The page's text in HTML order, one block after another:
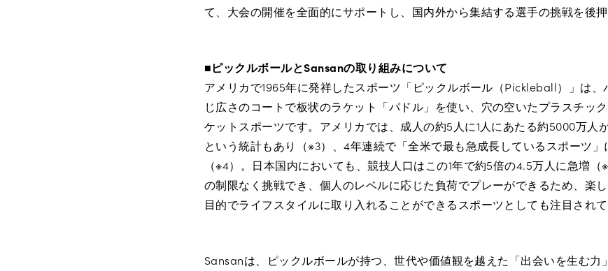
て、大会の開催を全面的にサポートし、国内外から集結する選手の挑戦を後押
■ピックルボールとSansanの取り組みについて
アメリカで1965年に発祥したスポーツ「ピックルボール（Pickleball）」は、
じ広さのコートで板状のラケット「パドル」を使い、穴の空いたプラスチッ
ケットスポーツです。アメリカでは、成人の約5人に1人にあたる約5000万人
という統計もあり（※3）、4年連続で「全米で最も急成長しているスポーツ
（※4）。日本国内においても、競技人口はこの1年で約5倍の4.5万人に急増
の制限なく挑戦でき、個人のレベルに応じた負荷でプレーができるため、楽
目的でライフスタイルに取り入れることができるスポーツとしても注目されて
Sansanは、ピックルボールが持つ、世代や価値観を越えた「出会いを生む力